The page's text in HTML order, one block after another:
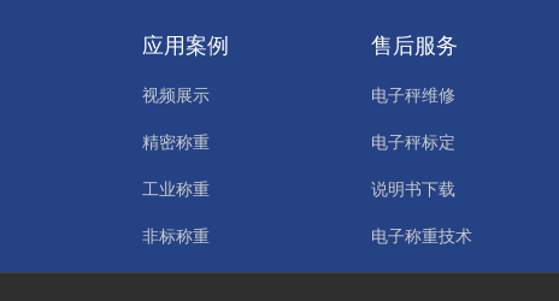
应用案例
视频展示
精密称重
工业称重
非标称重
售后服务
电子秤维修
电子秤标定
说明书下载
电子称重技术